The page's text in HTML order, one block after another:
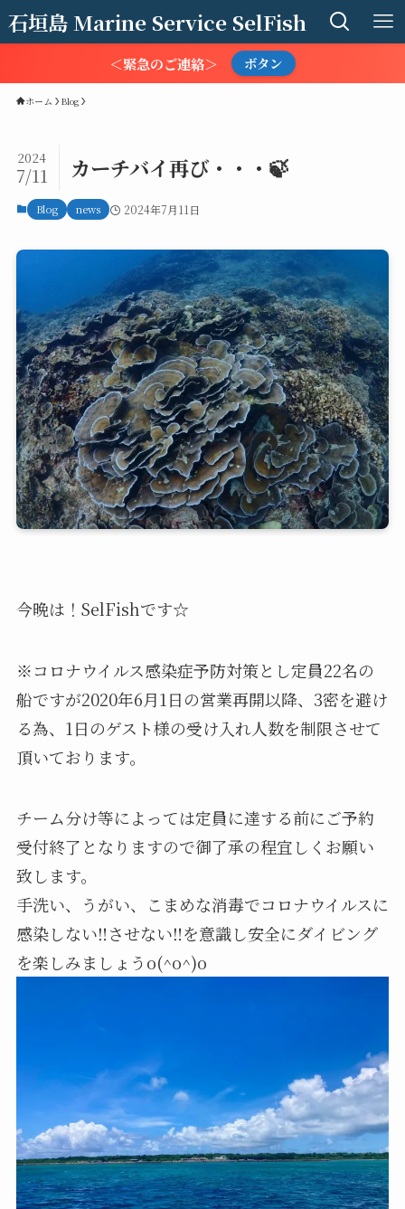
石垣島 Marine Service SelFish
＜緊急のご連絡＞ ボタン
ホーム Blog
カーチバイ再び・・・🍃
2024
7/11
Blog news 2024年7月11日
今晩は！SelFishです☆
※コロナウイルス感染症予防対策とし定員22名の
船ですが2020年6月1日の営業再開以降、3密を避け
る為、1日のゲスト様の受け入れ人数を制限させて
頂いております。
チーム分け等によっては定員に達する前にご予約
受付終了となりますので御了承の程宜しくお願い
致します。
手洗い、うがい、こまめな消毒でコロナウイルスに
感染しない‼️させない‼️を意識し安全にダイビング
を楽しみましょうo(^o^)o